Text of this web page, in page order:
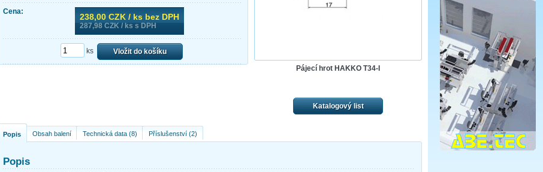
Cena:
238,00 CZK / ks bez DPH
287,98 CZK / ks s DPH
ks
Vložit do košíku
Pájecí hrot HAKKO T34-I
Katalogový list
Popis Obsah balení Technická data (8) Příslušenství (2)
Popis